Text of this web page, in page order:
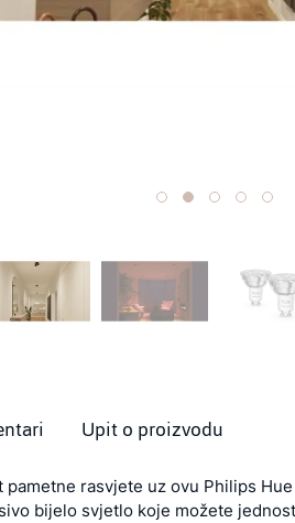
Upit o proizvodu
pametne rasvjete uz ovu Philips
bijelo svjetlo koje možete